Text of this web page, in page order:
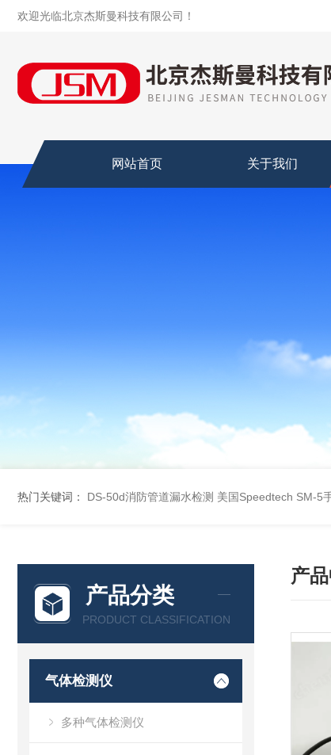
欢迎光临北京杰斯曼科技有限公司！
网站首页 关于我们
热门关键词： DS-50d消防管道漏水检测 美国Speedtech SM-5
产品分类
PRODUCT CLASSIFICATION
气体检测仪
多种气体检测仪
产